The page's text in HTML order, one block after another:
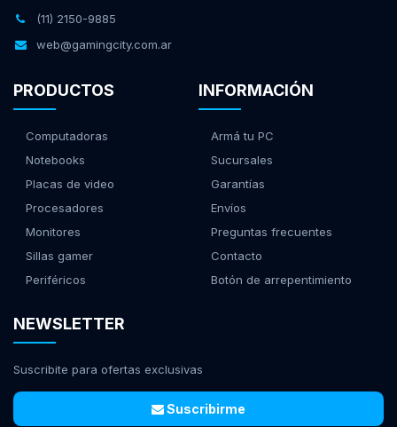
(11) 2150-9885
web@gamingcity.com.ar
PRODUCTOS
Computadoras
Notebooks
Placas de video
Procesadores
Monitores
Sillas gamer
Periféricos
INFORMACIÓN
Armá tu PC
Sucursales
Garantías
Envíos
Preguntas frecuentes
Contacto
Botón de arrepentimiento
NEWSLETTER
Suscribite para ofertas exclusivas
Suscribirme